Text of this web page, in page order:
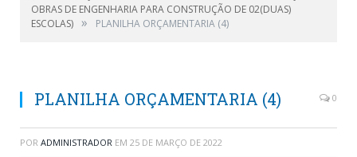
OBRAS DE ENGENHARIA PARA CONSTRUÇÃO DE 02(DUAS)
ESCOLAS) » PLANILHA ORÇAMENTARIA (4)
PLANILHA ORÇAMENTARIA (4) 0
POR ADMINISTRADOR EM 25 DE MARÇO DE 2022